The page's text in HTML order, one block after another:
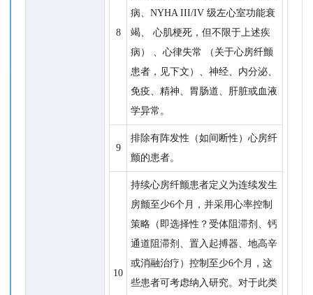
8
病、NYHA III/IV 级左心室功能衰
竭、 心肌梗死，但不限于上述疾
病） 、心律失常 （关于心房纤颤
患者，见下文）、神经、内分泌、
免疫、精神、胃肠道、肝脏或血液
学异常。
9
排除有阵发性（如间断性）心房纤
颤的患者。
10
持续心房纤颤患者定义为连续发生
房颤至少6个月，并采用心率控制
策略（即选择性？受体阻滞剂、钙
通道阻滞剂、置入起搏器、地高辛
或消融治疗）控制至少6个月，这
些患者可考虑纳入研究。对于此类